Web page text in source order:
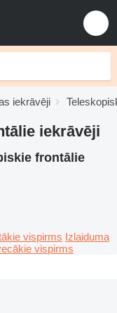
iekrāvēji
iekrāvēji
frontālie
vispirms Izlaiduma
vispirms